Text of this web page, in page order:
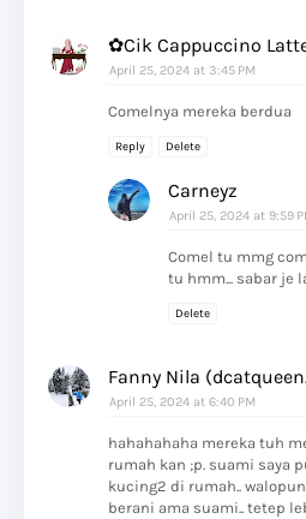
✿Cik Cappuccino
April 25, 2024 at 3:45 PM
Comelnya mereka berdua
Reply Delete
Carneyz
April 25, 2024 at 9:59
Comel tu mmg
tu hmm... sabar je
Delete
Fanny Nila
April 25, 2024 at 6:40 PM
hahahahaha mereka tuh
rumah kan ;p. suami saya
kucing2 di rumah..
berani ama suami.. tetep